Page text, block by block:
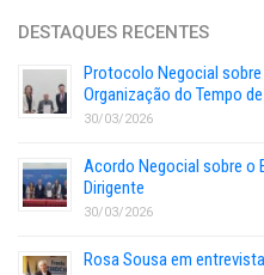
DESTAQUES RECENTES
Protocolo Negocial
Organização do Tempo
30/03/2026
Acordo Negocial sobre o
Dirigente
30/03/2026
Rosa Sousa em